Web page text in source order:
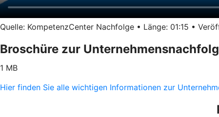
Quelle: KompetenzCenter Nachfolge • Länge: 01:15 •
Broschüre zur
1 MB
Hier finden Sie alle wichtigen Informationen zur